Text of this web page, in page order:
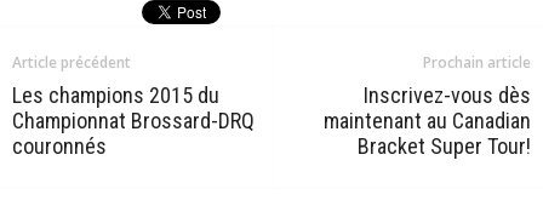
Article précédent
Les champions 2015 du
Championnat Brossard-DRQ
couronnés
Prochain article
Inscrivez-vous dès
maintenant au Canadian
Bracket Super Tour!